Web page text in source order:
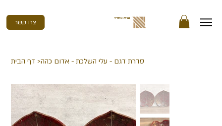
צרו קשר נגריית אדמירל
דף הבית >סדרת דגם - עלי השלכת - אדום כהה